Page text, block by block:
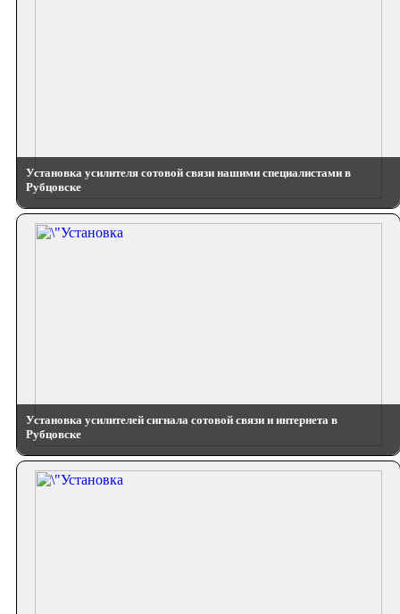
Установка усилителя сотовой связи нашими специалистами в
Рубцовске
Установка усилителей сигнала сотовой связи и интернета в
Рубцовске